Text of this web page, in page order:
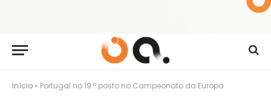
Início » Portugal no 19.º posto no Campeonato da Europa